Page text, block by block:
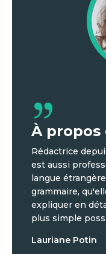
À
Rédactrice
est aussi
langue
grammaire,
expliquer en
plus simple
Lauriane Potin